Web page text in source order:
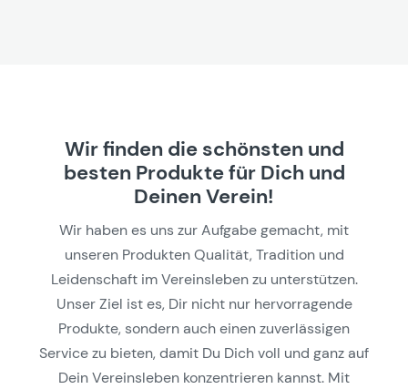
Wir finden die schönsten und
besten Produkte für Dich und
Deinen Verein!
Wir haben es uns zur Aufgabe gemacht, mit
unseren Produkten Qualität, Tradition und
Leidenschaft im Vereinsleben zu unterstützen.
Unser Ziel ist es, Dir nicht nur hervorragende
Produkte, sondern auch einen zuverlässigen
Service zu bieten, damit Du Dich voll und ganz auf
Dein Vereinsleben konzentrieren kannst. Mit